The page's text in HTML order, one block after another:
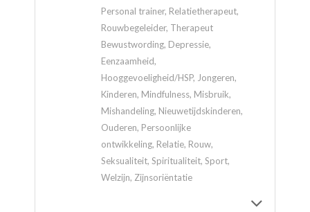
Personal trainer, Relatietherapeut,
Rouwbegeleider, Therapeut
Bewustwording, Depressie,
Eenzaamheid,
Hooggevoeligheid/HSP, Jongeren,
Kinderen, Mindfulness, Misbruik,
Mishandeling, Nieuwetijdskinderen,
Ouderen, Persoonlijke
ontwikkeling, Relatie, Rouw,
Seksualiteit, Spiritualiteit, Sport,
Welzijn, Zijnsoriëntatie